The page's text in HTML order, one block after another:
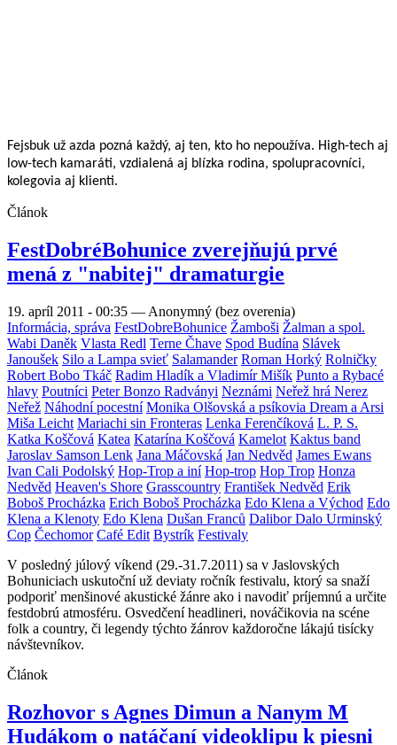
19. apríl 2011 - 00:35— Anonymný (bez overenia)
Informácia, správa FestDobreBohunice
Wabi Daněk
Janoušek
hlavy Poutníci Peter Bonzo Radványi Neznámi Neřež hrá Nerez
Neřež Náhodní pocestní Monika Olšovská a psíkovia Dream a Arsi
Miša Leicht Mariachi sin Fronteras Lenka Ferenčíková
Jaroslav Samson Lenk Jana Máčovská Jan Nedvěd
Ivan Cali Podolský Hop-Trop a iní Hop-trop Hop Trop Honza
Nedvěd Heaven's Shore Grasscountry František Nedvěd Erik
Boboš Procházka Erich Boboš Procházka Edo Klena a Východ Edo
Klena a Klenoty Edo Klena Dušan Franců Dalibor Dalo Urminský
Cop Čechomor Café Edit Bystrík Festivaly
V posledný júlový víkend (29.-31.7.2011) sa v Jaslovských
Bohuniciach uskutoční už deviaty ročník festivalu, ktorý sa snaží
podporiť menšinové akustické žánre ako i navodiť príjemnú a určite
festdobrú atmosféru. Osvedčení headlineri, nováčikovia na scéne
folk a country, či legendy týchto žánrov každoročne lákajú tisícky
návštevníkov.
Článok
Rozhovor s Agnes Dimun a Nanym M
Hudákom o natáčaní videoklipu k piesni
Netopier
Rozhovor
Spontánne hudobné zoskupenie Nanyje činorodou skupinou.
Nielenže tvoria zaujímavú a hodnotnú hudbu, ktorú nemožno